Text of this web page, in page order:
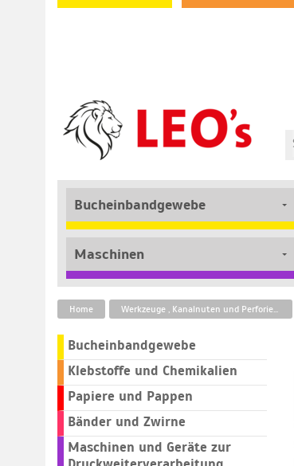
Bucheinbandgewebe
Maschinen
Home Werkzeuge , Kanalnuten und Perforierbänder
Bucheinbandgewebe
Klebstoffe und Chemikalien
Papiere und Pappen
Bänder und Zwirne
Maschinen und Geräte zur